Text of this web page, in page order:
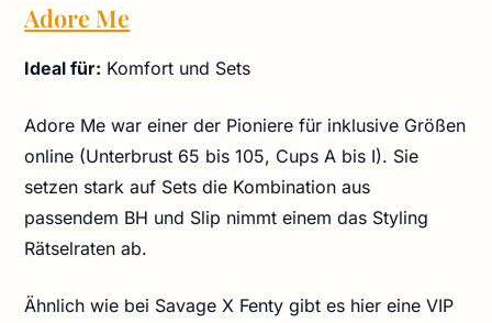
Adore Me
Ideal für: Komfort und Sets
Adore Me war einer der Pioniere für inklusive Größen
online (Unterbrust 65 bis 105, Cups A bis I). Sie
setzen stark auf Sets die Kombination aus
passendem BH und Slip nimmt einem das Styling
Rätselraten ab.
Ähnlich wie bei Savage X Fenty gibt es hier eine VIP